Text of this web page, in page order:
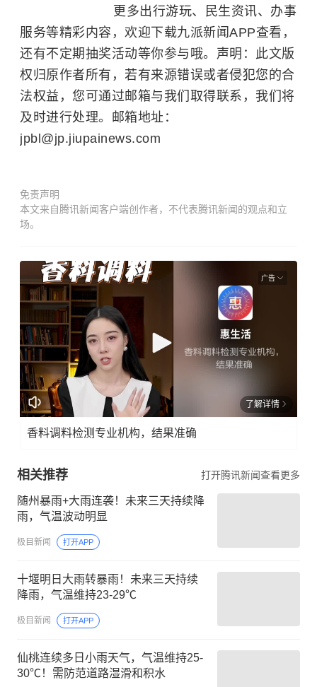
更多出行游玩、民生资讯、办事
服务等精彩内容，欢迎下载九派新闻APP查看，
还有不定期抽奖活动等你参与哦。声明：此文版
权归原作者所有，若有来源错误或者侵犯您的合
法权益，您可通过邮箱与我们取得联系，我们将
及时进行处理。邮箱地址：
jpbl@jp.jiupainews.com
免责声明
本文来自腾讯新闻客户端创作者，不代表腾讯新闻的观点和立
场。
广告
了解详情
香料调料检测专业机构，结果准确
相关推荐 打开腾讯新闻查看更多
随州暴雨+大雨连袭！未来三天持续降
雨，气温波动明显
极目新闻 打开APP
十堰明日大雨转暴雨！未来三天持续
降雨，气温维持23-29℃
极目新闻 打开APP
仙桃连续多日小雨天气，气温维持25-
30℃！需防范道路湿滑和积水